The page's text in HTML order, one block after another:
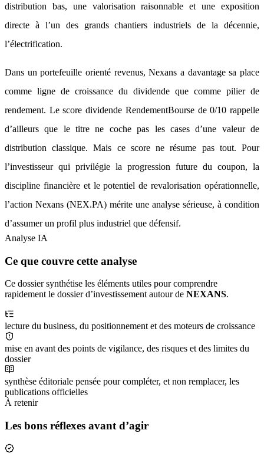
distribution bas, une valorisation raisonnable et une exposition
directe à l’un des grands chantiers industriels de la décennie,
l’électrification.
Dans un portefeuille orienté revenus, Nexans a davantage sa place
comme ligne de croissance du dividende que comme pilier de
rendement. Le score dividende RendementBourse de 0/10 rappelle
d’ailleurs que le titre ne coche pas les cases d’une valeur de
distribution classique. Mais ce score ne résume pas tout. Pour
l’investisseur qui privilégie la progression future du coupon, la
discipline financière et le potentiel de revalorisation opérationnelle,
l’action Nexans (NEX.PA) mérite une analyse sérieuse, à condition
d’assumer un profil plus industriel que défensif.
Analyse IA
Ce que couvre cette analyse
Ce dossier synthétise les éléments utiles pour comprendre
rapidement le dossier d’investissement autour de NEXANS.
lecture du business, du positionnement et des moteurs de croissance
mise en avant des points de vigilance, des risques et des limites du
dossier
synthèse éditoriale pensée pour compléter, et non remplacer, les
publications officielles
À retenir
Les bons réflexes avant d’agir